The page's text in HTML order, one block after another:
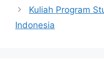
Kuliah Program
Indonesia